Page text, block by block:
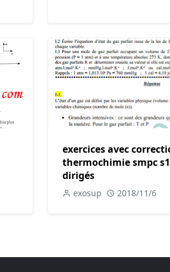
exercices avec
thermochimie smpc
dirigés
exosup 2018/11/6